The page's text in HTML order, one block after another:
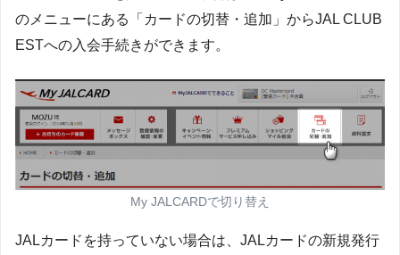
のメニューにある「カードの切替・追加」からJAL CLUB
ESTへの入会手続きができます。
My JALCARDで切り替え
JALカードを持っていない場合は、JALカードの新規発行